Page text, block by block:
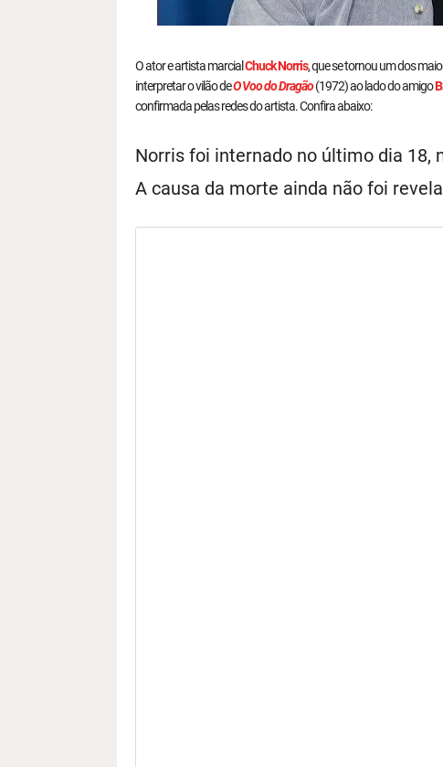
O ator e artista marcial Chuck Norris, que se tornou um dos
interpretar o vilão deO Voo do Dragão (1972) ao lado do amigo
confirmada pelas redes do artista. Confira abaixo:
Norris foi internado no último dia 18,
A causa da morte ainda não foi